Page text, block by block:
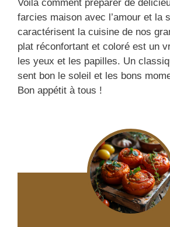
Voilà comment préparer de
farcies maison avec l’amour et la
caractérisent la cuisine de nos
plat réconfortant et coloré est un
les yeux et les papilles. Un
sent bon le soleil et les bons
Bon appétit à tous !